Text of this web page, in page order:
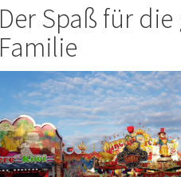
Der Spaß für die
Familie